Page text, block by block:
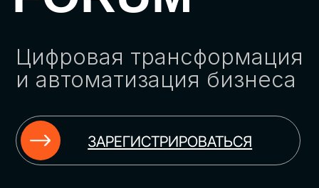
ЗАРЕГИСТРИРОВАТЬСЯ
ИСКУССТВЕННЫЙ ИНТЕЛЛЕКТ
ЦИФРОВИЗАЦИЯ
ИМПОРТОЗАМЕЩЕНИЕ